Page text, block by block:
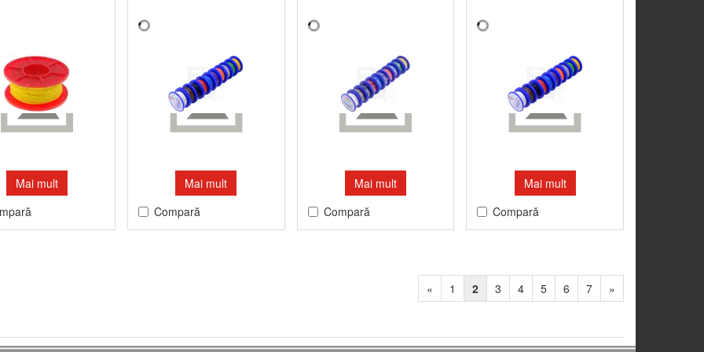
Mai mult
Mai mult
Compară
Mai mult
Compară
Mai mult
Compară
« 1 2 3 4 5 6 7 »